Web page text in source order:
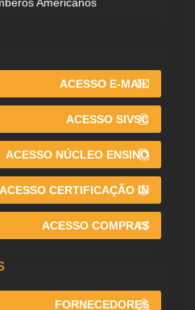
ACESSO E-MAIL
ACESSO SIVSC
ACESSO NÚCLEO ENSINO
ACESSO CERTIFICAÇÃO IN
ACESSO COMPRAS
FORNECEDORES